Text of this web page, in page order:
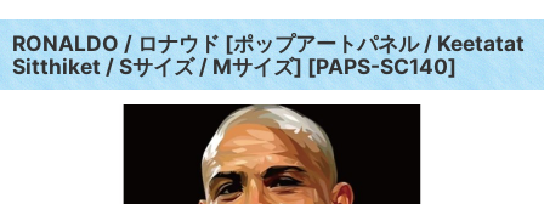
RONALDO / ロナウド [ポップアートパネル / Keetatat
Sitthiket / Sサイズ / Mサイズ] [PAPS-SC140]